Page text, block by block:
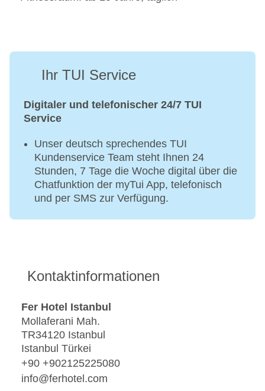
Ihr TUI Service
Digitaler und telefonischer 24/7 TUI
Service
Unser deutsch sprechendes TUI
Kundenservice Team steht Ihnen 24
Stunden, 7 Tage die Woche digital über die
Chatfunktion der myTui App, telefonisch
und per SMS zur Verfügung.
Kontaktinformationen
Fer Hotel Istanbul
Mollaferani Mah.
TR34120 Istanbul
Istanbul Türkei
+90 +902125225080
info@ferhotel.com